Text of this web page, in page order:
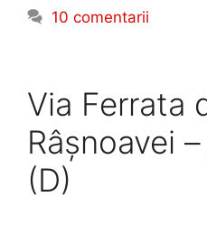
10 comentarii
Via Ferrata
Râșnoavei
(D)